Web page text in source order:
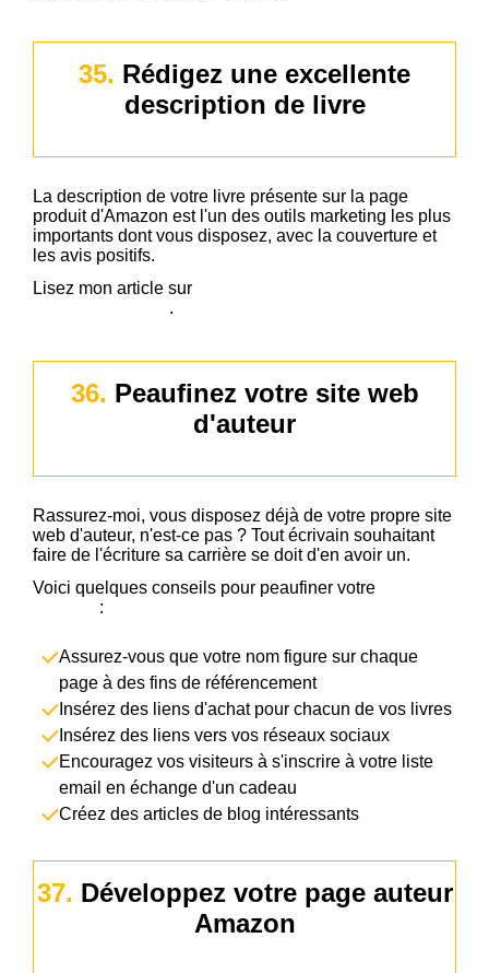
35. Rédigez une excellente
description de livre
La description de votre livre présente sur la page
produit d'Amazon est l'un des outils marketing les plus
importants dont vous disposez, avec la couverture et
les avis positifs.
Lisez mon article sur
.
36. Peaufinez votre site web
d'auteur
Rassurez-moi, vous disposez déjà de votre propre site
web d'auteur, n'est-ce pas ? Tout écrivain souhaitant
faire de l'écriture sa carrière se doit d'en avoir un.
Voici quelques conseils pour peaufiner votre
:
Assurez-vous que votre nom figure sur chaque
page à des fins de référencement
Insérez des liens d'achat pour chacun de vos livres
Insérez des liens vers vos réseaux sociaux
Encouragez vos visiteurs à s'inscrire à votre liste
email en échange d'un cadeau
Créez des articles de blog intéressants
37. Développez votre page auteur
Amazon